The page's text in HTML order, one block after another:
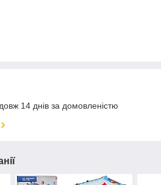
14 днів за домовленістю